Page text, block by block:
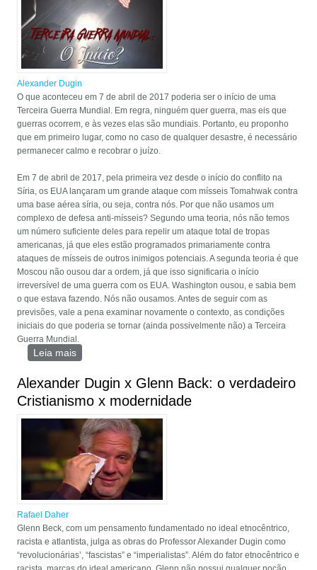
Alexander Dugin
O que aconteceu em 7 de abril de 2017 poderia ser o início de uma
Terceira Guerra Mundial. Em regra, ninguém quer guerra, mas eis que
guerras ocorrem, e às vezes elas são mundiais. Portanto, eu proponho
que em primeiro lugar, como no caso de qualquer desastre, é necessário
permanecer calmo e recobrar o juízo.
Em 7 de abril de 2017, pela primeira vez desde o início do conflito na
Síria, os EUA lançaram um grande ataque com mísseis Tomahwak contra
uma base aérea síria, ou seja, contra nós. Por que não usamos um
complexo de defesa anti-mísseis? Segundo uma teoria, nós não temos
um número suficiente deles para repelir um ataque total de tropas
americanas, já que eles estão programados primariamente contra
ataques de mísseis de outros inimigos potenciais. A segunda teoria é que
Moscou não ousou dar a ordem, já que isso significaria o início
irreversível de uma guerra com os EUA. Washington ousou, e sabia bem
o que estava fazendo. Nós não ousamos. Antes de seguir com as
previsões, vale a pena examinar novamente o contexto, as condições
iniciais do que poderia se tornar (ainda possivelmente não) a Terceira
Guerra Mundial.
Leia mais
Alexander Dugin x Glenn Back: o verdadeiro
Cristianismo x modernidade
Rafael Daher
Glenn Beck, com um pensamento fundamentado no ideal etnocêntrico,
racista e atlantista, julga as obras do Professor Alexander Dugin como
“revolucionárias’, “fascistas” e “imperialistas”. Além do fator etnocêntrico e